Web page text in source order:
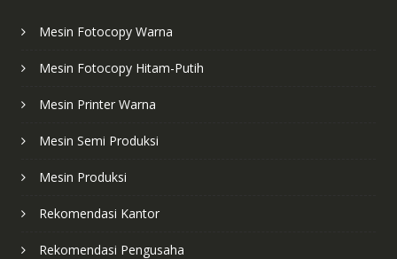
Mesin Fotocopy Warna
Mesin Fotocopy Hitam-Putih
Mesin Printer Warna
Mesin Semi Produksi
Mesin Produksi
Rekomendasi Kantor
Rekomendasi Pengusaha